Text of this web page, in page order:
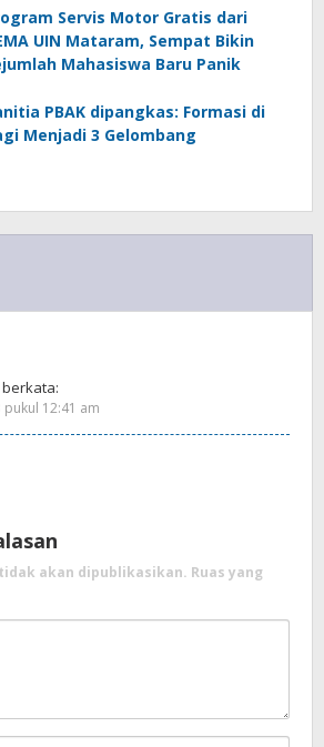
Servis Motor Gratis dari
UIN Mataram, Sempat Bikin
Mahasiswa Baru Panik
PBAK dipangkas: Formasi di
Menjadi 3 Gelombang
berkata:
pukul 12:41 am
akan dipublikasikan. Ruas yang